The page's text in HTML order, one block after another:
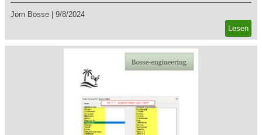
Jörn Bosse
9/8/2024
Lesen